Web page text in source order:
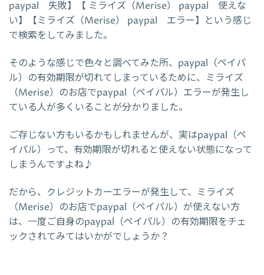
paypal 失敗】【 ミライズ（Merise） paypal 使えな
い】【ミライズ（Merise） paypal エラー】という感じ
で検索をしてみました。
そのような感じで色々と調べてみた所、paypal（ペイパ
ル）の有効期限が切れてしまっているために、ミライズ
（Merise）のお店でpaypal（ペイパル）エラーが発生し
ている人が多くいることが分かりました。
ご存じない方もいるかもしれませんが、実はpaypal（ペ
イパル）って、有効期限が切れると使えない状態になって
しまうんですよね♪
だから、クレジットカーエラーが発生して、ミライズ
（Merise）のお店でpaypal（ペイパル）が使えない方
は、一度ご自身のpaypal（ペイパル）の有効期限をチェ
ックされてみてはいかがでしょうか？